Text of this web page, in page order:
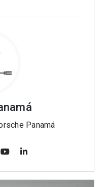
Panamá